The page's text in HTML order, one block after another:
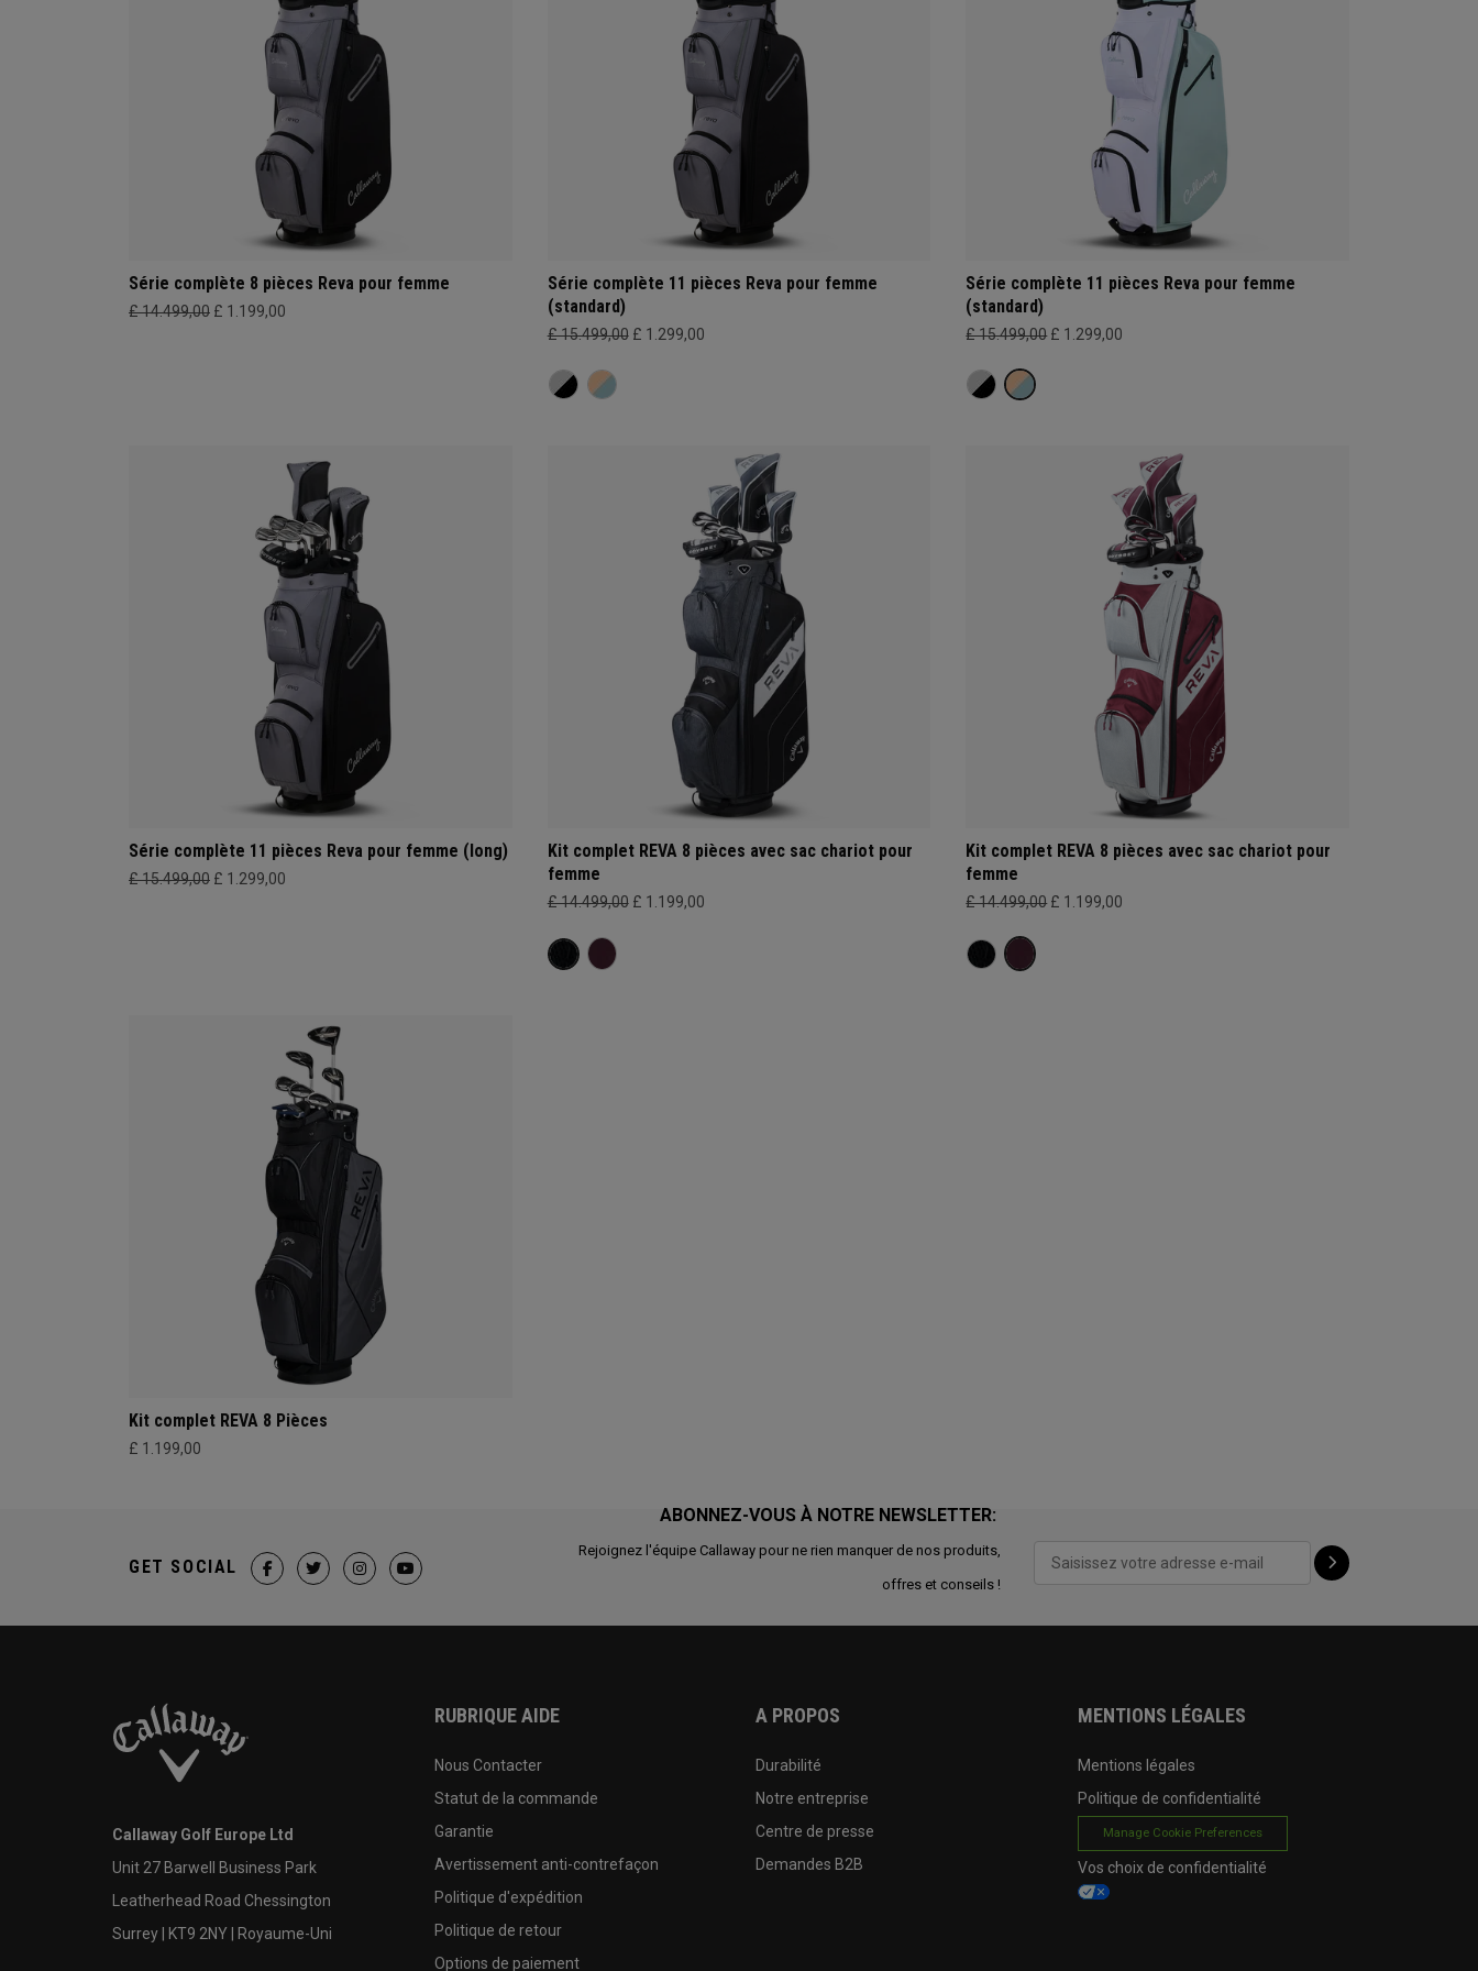
Série complète 8 pièces Reva pour femme
£ 14.499,00 £ 1.199,00
Série complète 11 pièces Reva pour femme
(standard)
£ 15.499,00 £ 1.299,00
Série complète 11 pièces Reva pour femme
(standard)
£ 15.499,00 £ 1.299,00
Série complète 11 pièces Reva pour femme (long)
£ 15.499,00 £ 1.299,00
Kit complet REVA 8 pièces avec sac chariot pour
femme
£ 14.499,00 £ 1.199,00
Kit complet REVA 8 pièces avec sac chariot pour
femme
£ 14.499,00 £ 1.199,00
Kit complet REVA 8 Pièces
£ 1.199,00
ABONNEZ-VOUS À NOTRE NEWSLETTER:
Rejoignez l'équipe Callaway pour ne rien manquer de nos produits,
offres et conseils !
GET SOCIAL
Callaway Golf Europe Ltd
Unit 27 Barwell Business Park
Leatherhead Road Chessington
Surrey | KT9 2NY | Royaume-Uni
RUBRIQUE AIDE
Nous Contacter
Statut de la commande
Garantie
Avertissement anti-contrefaçon
Politique d'expédition
Politique de retour
Options de paiement
A PROPOS
Durabilité
Notre entreprise
Centre de presse
Demandes B2B
MENTIONS LÉGALES
Mentions légales
Politique de confidentialité
Manage Cookie Preferences
Vos choix de confidentialité